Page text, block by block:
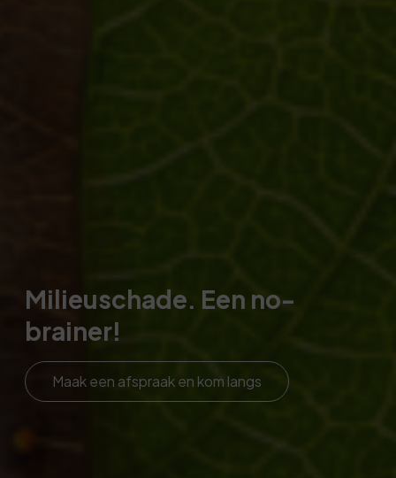
Milieuschade. Een no-
brainer!
Maak een afspraak en kom langs